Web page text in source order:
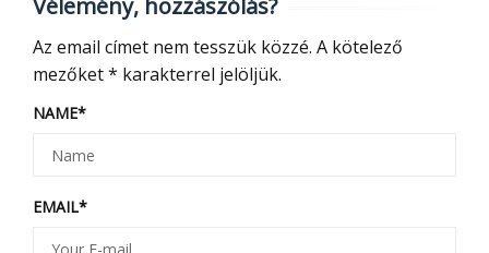
Vélemény, hozzászólás?
Az email címet nem tesszük közzé. A kötelező
mezőket* karakterrel jelöljük.
NAME*
EMAIL*